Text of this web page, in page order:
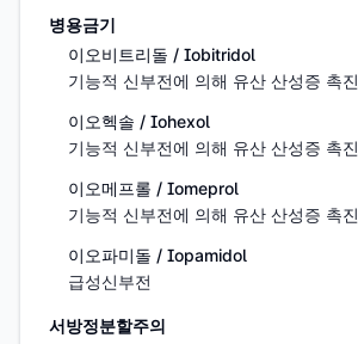
병용금기
이오비트리돌 / Iobitridol
기능적 신부전에 의해 유산 산성증 촉진
이오헥솔 / Iohexol
기능적 신부전에 의해 유산 산성증 촉진
이오메프롤 / Iomeprol
기능적 신부전에 의해 유산 산성증 촉진
이오파미돌 / Iopamidol
급성신부전
서방정분할주의